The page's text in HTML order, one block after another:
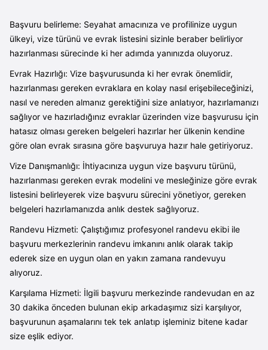
Başvuru belirleme: Seyahat amacınıza ve profilinize uygun
ülkeyi, vize türünü ve evrak listesini sizinle beraber belirliyor
hazırlanması sürecinde ki her adımda yanınızda oluyoruz.
Evrak Hazırlığı: Vize başvurusunda ki her evrak önemlidir,
hazırlanması gereken evraklara en kolay nasıl erişebileceğinizi,
nasıl ve nereden almanız gerektiğini size anlatıyor, hazırlamanızı
sağlıyor ve hazırladığınız evraklar üzerinden vize başvurusu için
hatasız olması gereken belgeleri hazırlar her ülkenin kendine
göre olan evrak sırasına göre başvuruya hazır hale getiriyoruz.
Vize Danışmanlığı: İhtiyacınıza uygun vize başvuru türünü,
hazırlanması gereken evrak modelini ve mesleğinize göre evrak
listesini belirleyerek vize başvuru sürecini yönetiyor, gereken
belgeleri hazırlamanızda anlık destek sağlıyoruz.
Randevu Hizmeti: Çalıştığımız profesyonel randevu ekibi ile
başvuru merkezlerinin randevu imkanını anlık olarak takip
ederek size en uygun olan en yakın zamana randevuyu
alıyoruz.
Karşılama Hizmeti: İlgili başvuru merkezinde randevudan en az
30 dakika önceden bulunan ekip arkadaşımız sizi karşılıyor,
başvurunun aşamalarını tek tek anlatıp işleminiz bitene kadar
size eşlik ediyor.